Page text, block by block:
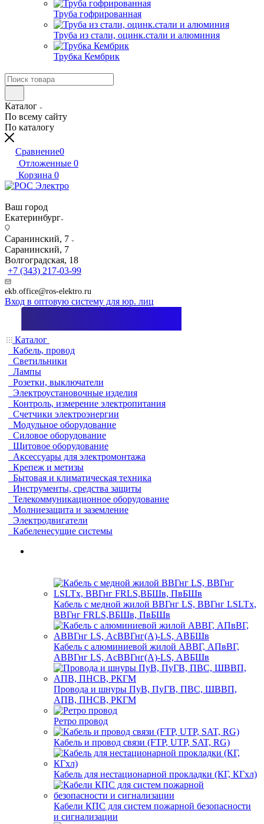
Труба гофрированная
Труба из стали, оцинк.стали и алюминия
Трубка Кембрик
Каталог
По всему сайту
По каталогу
Сравнение0
Отложенные 0
Корзина 0
Ваш город
Екатеринбург
Саранинский, 7
Саранинский, 7
Волгоградская, 18
+7 (343) 217-03-99
ekb.office@ros-elektro.ru
Вход в оптовую систему для юр. лиц
Каталог
Кабель, провод
Светильники
Лампы
Розетки, выключатели
Электроустановочные изделия
Контроль, измерение электропитания
Счетчики электроэнергии
Модульное оборудование
Силовое оборудование
Щитовое оборудование
Аксессуары для электромонтажа
Крепеж и метизы
Бытовая и климатическая техника
Инструменты, средства защиты
Телекоммуникационное оборудование
Молниезащита и заземление
Электродвигатели
Кабеленесущие системы
Кабель с медной жилой ВВГнг LS, ВВГнг LSLTx,
ВВГнг FRLS,ВБШв, ПвБШв
Кабель с алюминиевой жилой АВВГ, АПвВГ,
АВВГнг LS, АсВВГнг(А)-LS, АВБШв
Провода и шнуры ПуВ, ПуГВ, ПВС, ШВВП,
АПВ, ПНСВ, РКГМ
Ретро провод
Кабель и провод связи (FTP, UTP, SAT, RG)
Кабель для нестационарной прокладки (КГ, КГхл)
Кабели КПС для систем пожарной безопасности
и сигнализации